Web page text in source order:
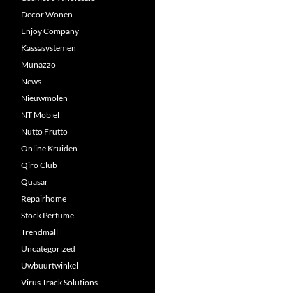
Decor Wonen
Enjoy Company
Kassasystemen
Munazzo
News
Nieuwmolen
NT Mobiel
Nutto Frutto
Online Kruiden
Qiro Club
Quasar
Repairhome
Stock Perfume
Trendmall
Uncategorized
Uwbuurtwinkel
Virus Track Solutions